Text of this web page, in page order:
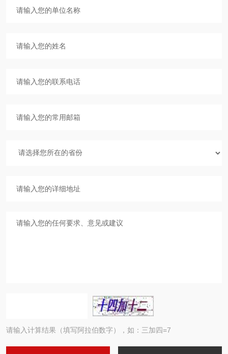
请输入计算结果（填写阿拉伯数字），如：三加四=7